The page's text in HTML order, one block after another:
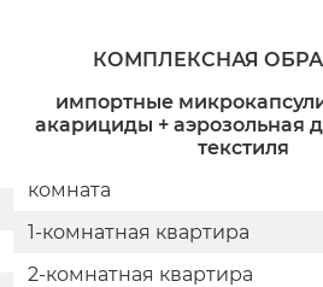
КОМПЛЕКСНАЯ
импортные
акарициды + аэрозольная
текстиля
комната
1-комнатная квартира
2-комнатная квартира